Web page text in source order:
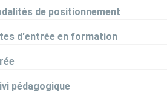
de positionnement
d'entrée en formation
pédagogique